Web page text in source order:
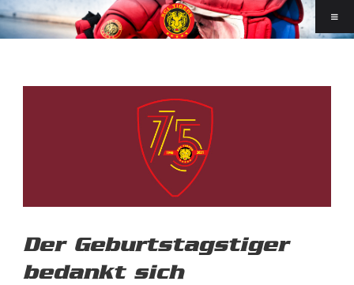
Der Geburtstagstiger
bedankt sich